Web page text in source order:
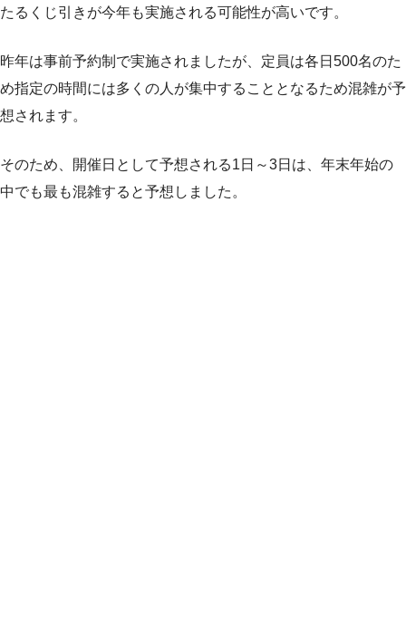
たるくじ引きが今年も実施される可能性が高いです。
昨年は事前予約制で実施されましたが、定員は各日500名のた
め指定の時間には多くの人が集中することとなるため混雑が予
想されます。
そのため、開催日として予想される1日～3日は、年末年始の
中でも最も混雑すると予想しました。